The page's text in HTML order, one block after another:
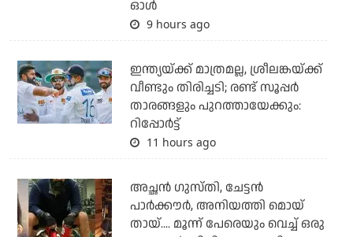
ഓള്‍
9 hours ago
ഇന്ത്യയ്ക്ക് മാത്രമല്ല, ശ്രീലങ്കയ്ക്ക്
വീണ്ടും തിരിച്ചടി; രണ്ട് സൂപ്പര്‍
താരങ്ങളും പുറത്തായേക്കും:
റിപ്പോര്‍ട്ട്
11 hours ago
അച്ഛന്‍ ഗുസ്തി, ചേട്ടന്‍
പാര്‍ക്കൗര്‍, അനിയത്തി മൊയ്
തായ്.... മൂന്ന് പേരെയും വെച്ച് ഒരു